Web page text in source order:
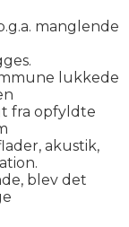
manglende
lukkede
fra opfyldte
akustik,
blev det